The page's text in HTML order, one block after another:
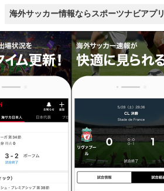
海外サッカー情報ならスポーツナビアプリ